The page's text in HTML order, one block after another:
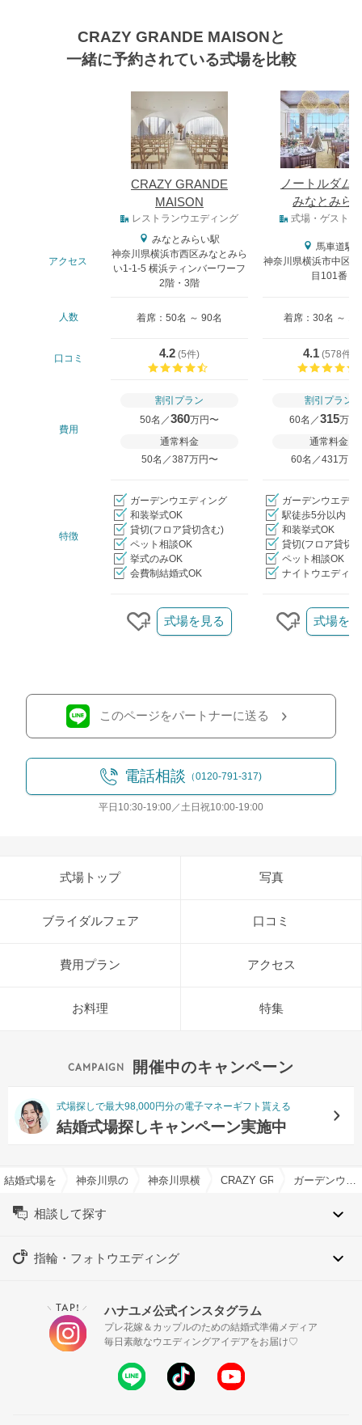
CRAZY GRANDE MAISONと
一緒に予約されている式場を比較
CRAZY GRANDE
MAISON
ノートルダム
みなとみら
レストランウエディング 式場・ゲストハ
アクセス
みなとみらい駅
神奈川県横浜市西区みなとみら
い1-1-5 横浜ティンバーワーフ
2階・3階
馬車道駅
神奈川県横浜市中区
目101番
人数 着席：50名 ～ 90名 着席：30名 ～
口コミ 4.2 (5件)
4.1 (578件
費用
割引プラン
50名／360万円〜
通常料金
50名／387万円〜
割引プラン
60名／315万円
通常料金
60名／431万円
特徴
ガーデンウエディング
和装挙式OK
貸切(フロア貸切含む)
ペット相談OK
挙式のみOK
会費制結婚式OK
ガーデンウエディ
駅徒歩5分以内
和装挙式OK
貸切(フロア貸切
ペット相談OK
ナイトウエディン
クリップする
式場を見る
クリップ
式場を
このページをパートナーに送る
電話相談 （0120-791-317)
平日10:30-19:00／土日祝10:00-19:00
式場トップ 写真
ブライダルフェア 口コミ
費用プラン アクセス
お料理 特集
開催中のキャンペーン
式場探しで最大98,000円分の電子マネーギフト貰える
結婚式場探しキャンペーン実施中
結婚式場を探すならハナユメ神奈川県の結婚式場一覧神奈川県横浜市の結婚式場一覧
CRAZY GRANDE MAISONで
相談して探す
指輪・フォトウエディング
＼ TAP! ／ ハナユメ公式インスタグラム
プレ花嫁＆カップルのための結婚式準備メディア
毎日素敵なウエディングアイデアをお届け♡